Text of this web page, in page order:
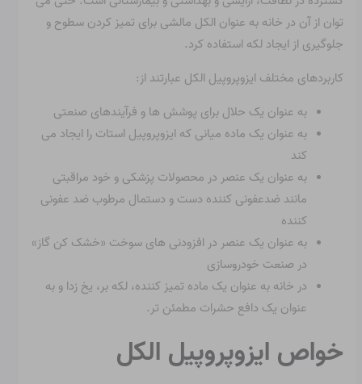
توان از آن در خانه به عنوان الکل مالشی برای تمیز کردن سطوح و
جلوگیری از ایجاد لکه استفاده کرد.
کاربردهای مختلف ایزوپروپیل الکل عبارتند از:
به عنوان یک حلال برای پوشش ها و فرآیندهای صنعتی
به عنوان یک ماده میانی که ایزوپروپیل استات را ایجاد می
کند
به عنوان یک عنصر در محصولات پزشکی و خود مراقبتی
مانند ضدعفونی کننده دست و دستمال مرطوب ضد عفونی
کننده
به عنوان یک عنصر در افزودنی های سوخت «خشک کن گاز»
در صنعت خودروسازی
در خانه به عنوان یک ماده تمیز کننده، لکه بر، یخ زدا و به
عنوان یک دافع حشرات مطمئن تر.
خواص ایزوپروپیل الکل